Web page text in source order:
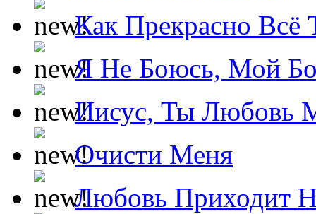
Как Прекрасно Всё
Я Не Боюсь, Мой
Иисус, Ты Любовь
Очисти Меня
Любовь Приходит